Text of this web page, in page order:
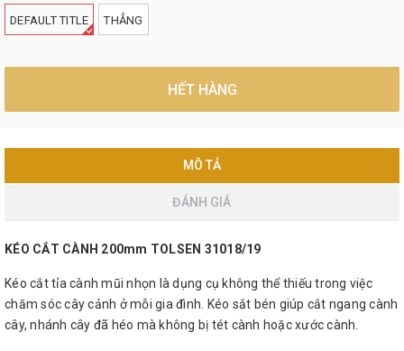
DEFAULT TITLE THẲNG
HẾT HÀNG
MÔ TẢ
ĐÁNH GIÁ
KÉO CẮT CÀNH 200mm TOLSEN 31018/19
Kéo cắt tỉa cành mũi nhọn là dụng cụ không thể thiếu trong việc
chăm sóc cây cảnh ở mỗi gia đình. Kéo sắt bén giúp cắt ngang cành
cây, nhánh cây đã héo mà không bị tét cành hoặc xước cành.